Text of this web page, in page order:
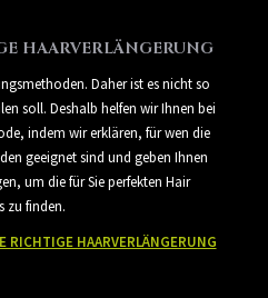
HAARVERLÄNGERUNG
Daher ist es nicht so
soll. Deshalb helfen wir Ihnen bei
indem wir erklären, für wen die
geeignet sind und geben Ihnen
um die für Sie perfekten Hair
zu finden.
RICHTIGE HAARVERLÄNGERUNG